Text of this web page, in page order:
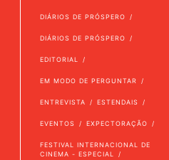
DIÁRIOS DE PRÓSPERO
DIÁRIOS DE PRÓSPERO
EDITORIAL
EM MODO DE PERGUNTAR
ENTREVISTA ESTENDAIS
EVENTOS EXPECTORAÇÃO
FESTIVAL INTERNACIONAL DE
CINEMA - ESPECIAL